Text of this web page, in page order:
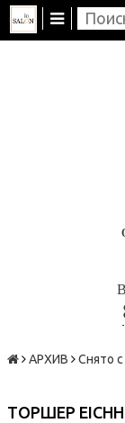
АРХИВ Снято
ТОРШЕР